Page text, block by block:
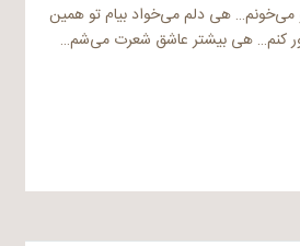
هی دلم می‌خواد بیام تو همین
کنم… هی بیشتر عاشق شعرت می‌شم…